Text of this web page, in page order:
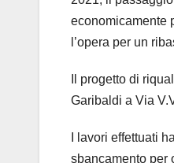
economicamente
l’opera per un
Il progetto di
Garibaldi a Via
I lavori effettuati
sbancamento per